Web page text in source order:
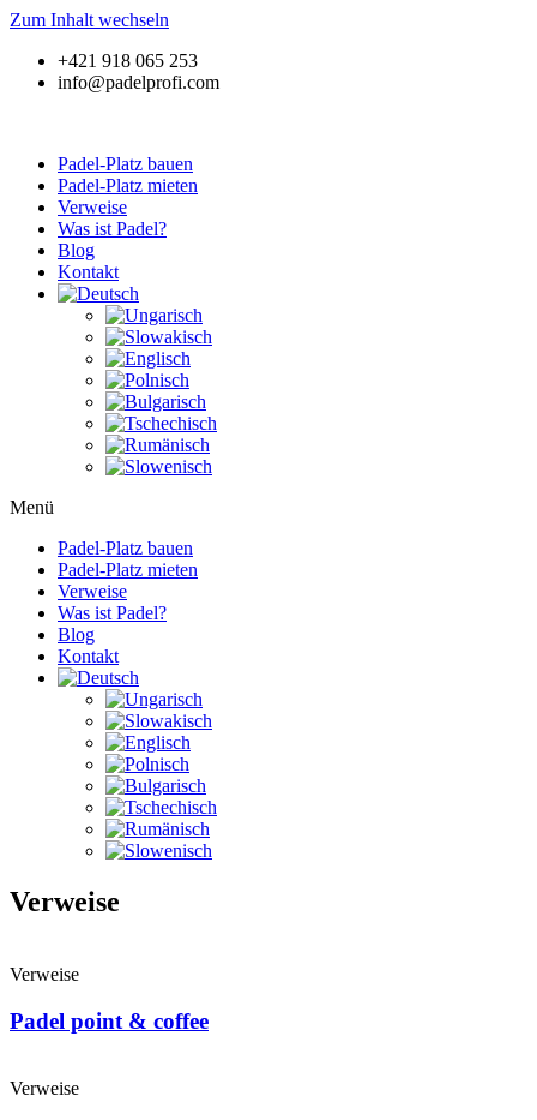
Zum Inhalt wechseln
+421 918 065 253
info@padelprofi.com
Padel-Platz bauen
Padel-Platz mieten
Verweise
Was ist Padel?
Blog
Kontakt
Menü
Padel-Platz bauen
Padel-Platz mieten
Verweise
Was ist Padel?
Blog
Kontakt
Verweise
Verweise
Padel point & coffee
Verweise